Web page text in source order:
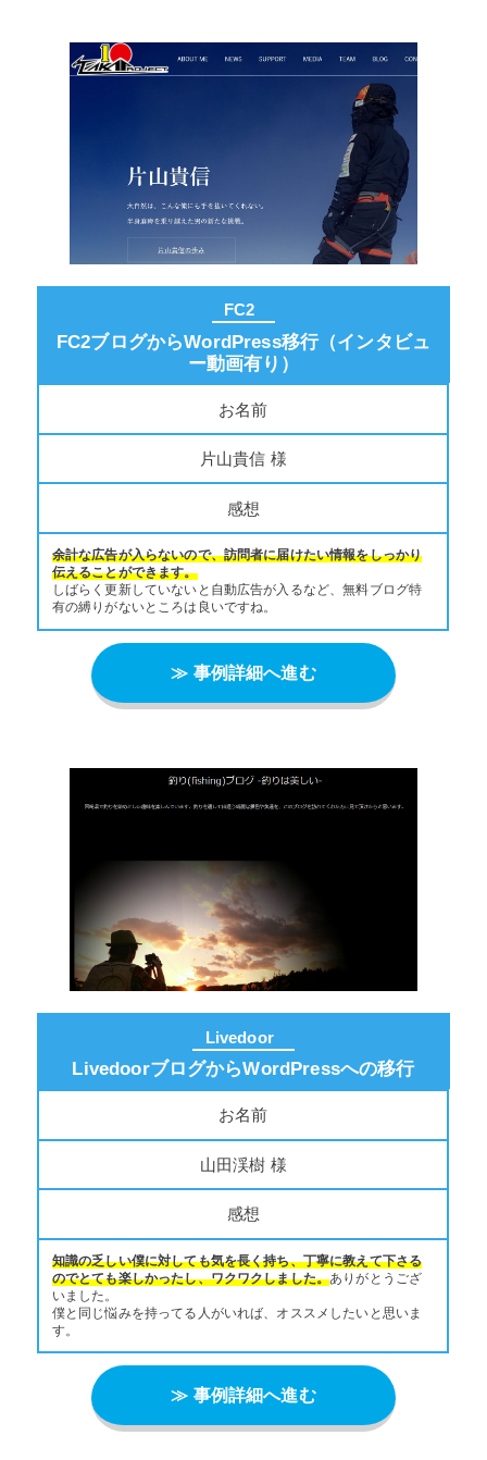
FC2
FC2ブログからWordPress移行（インタビュ
ー動画有り）
お名前
片山貴信 様
感想
余計な広告が入らないので、訪問者に届けたい情報をしっかり
伝えることができます。
しばらく更新していないと自動広告が入るなど、無料ブログ特
有の縛りがないところは良いですね。
≫ 事例詳細へ進む
Livedoor
LivedoorブログからWordPressへの移行
お名前
山田渓樹 様
感想
知識の乏しい僕に対しても気を長く持ち、丁寧に教えて下さる
のでとても楽しかったし、ワクワクしました。ありがとうござ
いました。
僕と同じ悩みを持ってる人がいれば、オススメしたいと思いま
す。
≫ 事例詳細へ進む